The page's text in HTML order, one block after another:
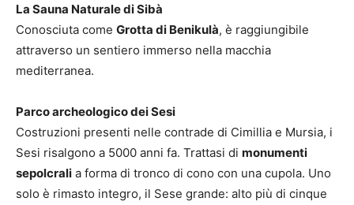
La Sauna Naturale di Sibà
Conosciuta come Grotta di Benikulà, è raggiungibile
attraverso un sentiero immerso nella macchia
mediterranea.
Parco archeologico dei Sesi
Costruzioni presenti nelle contrade di Cimillia e Mursia, i
Sesi risalgono a 5000 anni fa. Trattasi di monumenti
sepolcrali a forma di tronco di cono con una cupola. Uno
solo è rimasto integro, il Sese grande: alto più di cinque